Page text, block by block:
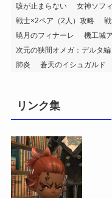
咳が止まらない
女神ソフ
戦士×2ペア（2人）攻略
暁月のフィナーレ
機工城
次元の狭間オメガ：デルタ編
肺炎
蒼天のイシュガルド
リンク集